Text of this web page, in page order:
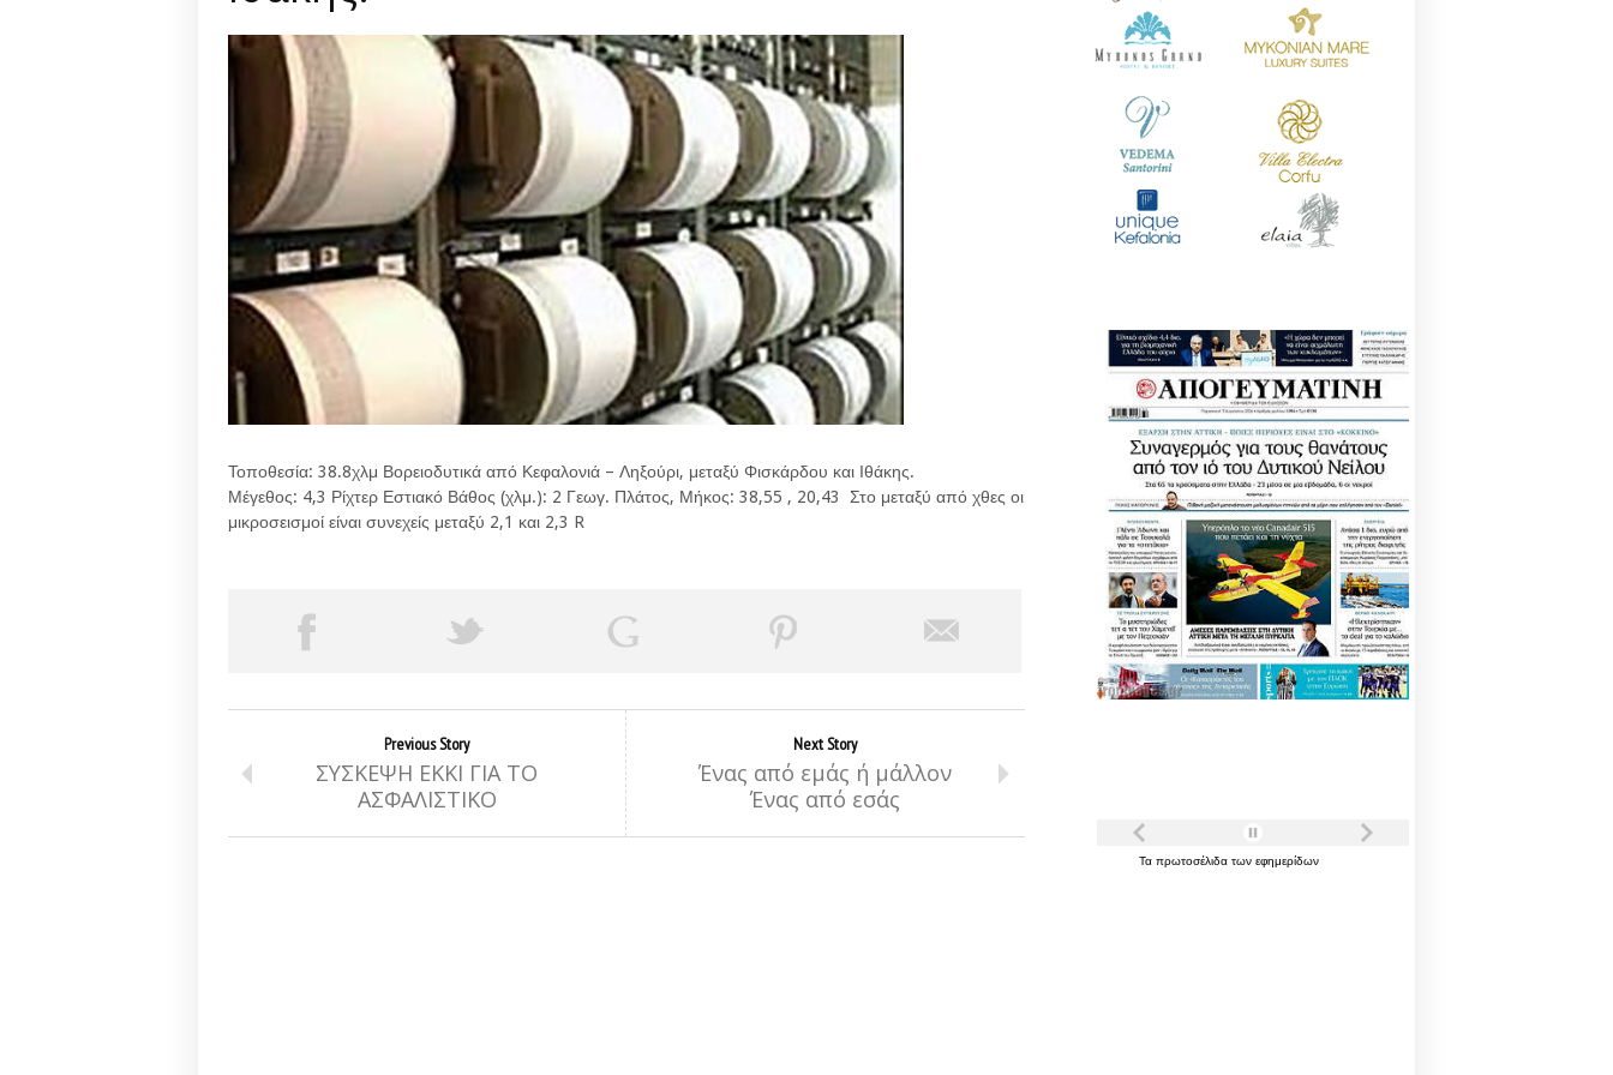
Τοποθεσία: 38.8χλμ Βορειοδυτικά από Κεφαλονιά – Ληξούρι, μεταξύ Φισκάρδου και Ιθάκης.
Μέγεθος: 4,3 Ρίχτερ Εστιακό Βάθος (χλμ.): 2 Γεωγ. Πλάτος, Μήκος: 38,55 , 20,43 Στο μεταξύ από χθες οι
μικροσεισμοί είναι συνεχείς μεταξύ 2,1 και 2,3 R
Previous Story
ΣΥΣΚΕΨΗ ΕΚΚΙ ΓΙΑ ΤΟ
ΑΣΦΑΛΙΣΤΙΚΟ
Next Story
Ένας από εμάς ή μάλλον
Ένας από εσάς
Τα πρωτοσέλιδα των εφημερίδων